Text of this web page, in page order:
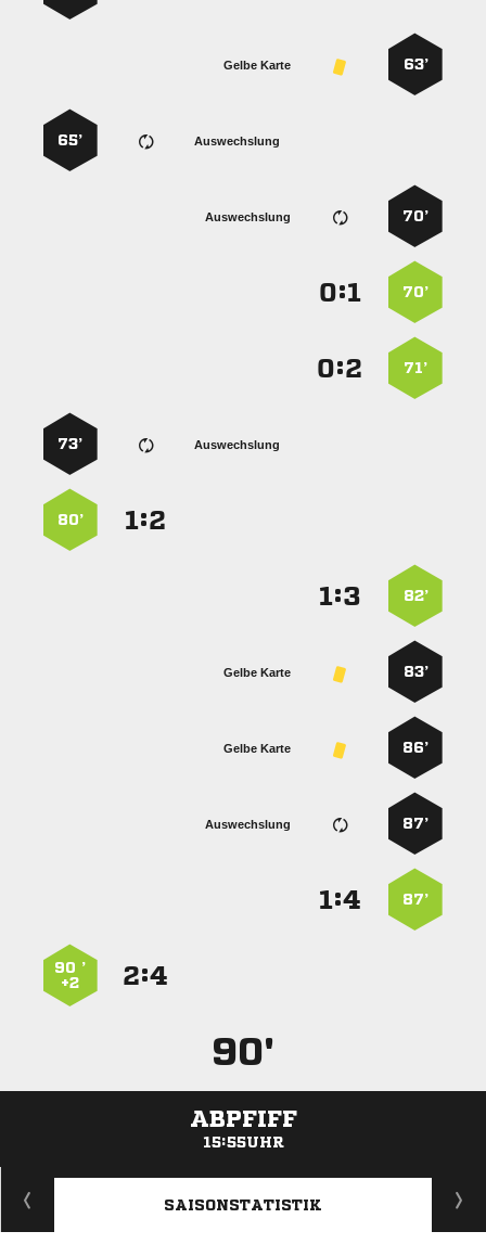
63’
Gelbe Karte
Auswechslung
65’
70’
Auswechslung
70’
:
71’
:
Auswechslung
73’
:
80’
82’
:
83’
Gelbe Karte
86’
Gelbe Karte
87’
Auswechslung
87’
:
:
90 ’
+2
90'
ABPFIFF
15:55UHR
ANZEIGE
SAISONSTATISTIK